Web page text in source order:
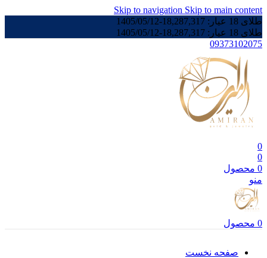
Skip to navigation Skip to main content
طلای 18 عیار:
18,287,317
-
1405/05/12
طلای 18 عیار:
18,287,317
-
1405/05/12
09373102075
0
0
0 محصول
منو
0 محصول
صفحه نخست